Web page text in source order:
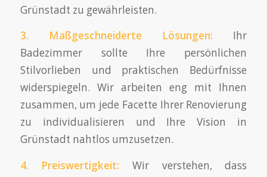
Grünstadt zu gewährleisten.
3. Maßgeschneiderte Lösungen: Ihr
Badezimmer sollte Ihre persönlichen
Stilvorlieben und praktischen Bedürfnisse
widerspiegeln. Wir arbeiten eng mit Ihnen
zusammen, um jede Facette Ihrer Renovierung
zu individualisieren und Ihre Vision in
Grünstadt nahtlos umzusetzen.
4. Preiswertigkeit: Wir verstehen, dass